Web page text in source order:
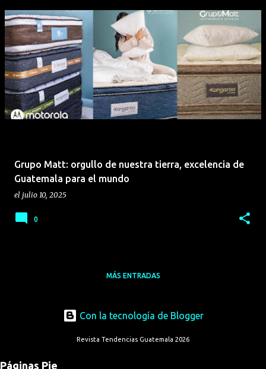
Grupo Matt: orgullo de nuestra tierra, excelencia de
Guatemala para el mundo
el julio 10, 2025
0
MÁS ENTRADAS
Con la tecnología de Blogger
Revista Tendencias Guatemala 2026
Páginas Pie